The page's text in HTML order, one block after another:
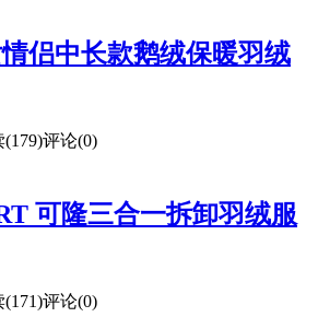
侣中长款鹅绒保暖羽绒
(179)评论(0)
可隆三合一拆卸羽绒服
(171)评论(0)